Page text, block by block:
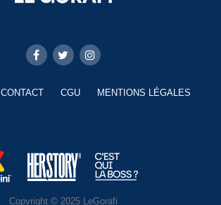
CONTACT CGU MENTIONS LÉGALES
Copyright © 2025 LeGorafi